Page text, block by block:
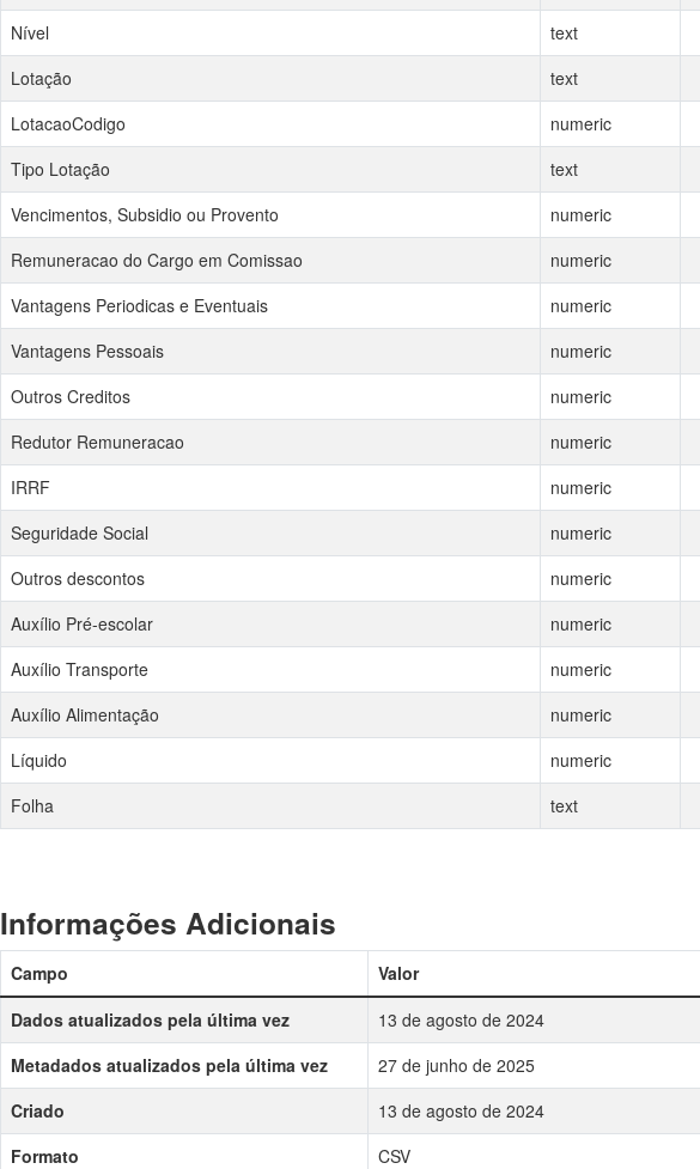
Nível
text
Lotação
text
LotacaoCodigo
numeric
Tipo Lotação
text
Vencimentos, Subsidio ou Provento
numeric
Remuneracao do Cargo em Comissao
numeric
Vantagens Periodicas e Eventuais
numeric
Vantagens Pessoais
numeric
Outros Creditos
numeric
Redutor Remuneracao
numeric
IRRF
numeric
Seguridade Social
numeric
Outros descontos
numeric
Auxílio Pré-escolar
numeric
Auxílio Transporte
numeric
Auxílio Alimentação
numeric
Líquido
numeric
Folha
text
Informações Adicionais
Campo
Valor
Dados atualizados pela última vez
13 de agosto de 2024
Metadados atualizados pela última vez
27 de junho de 2025
Criado
13 de agosto de 2024
Formato
CSV